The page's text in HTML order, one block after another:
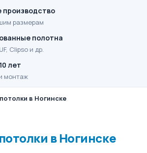
производство
размерам
полотна
Clipso и др.
лет
монтаж
в Ногинске
в Ногинске